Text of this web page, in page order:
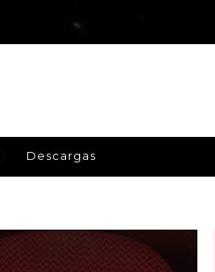
Descargas